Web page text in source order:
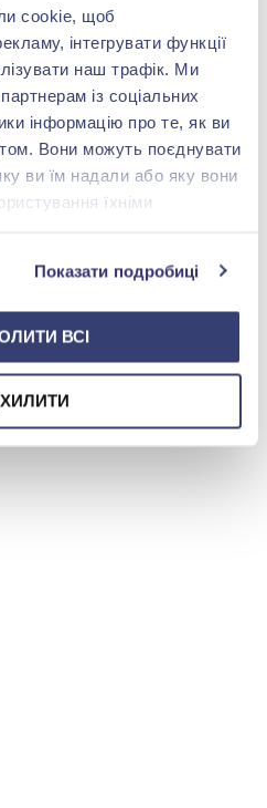
cookie, щоб
інтегрувати функції
наш трафік. Ми
із соціальних
інформацію про те, як ви
Вони можуть поєднувати
ви їм надали або яку вони
їхніми
Показати подробиці
ВСІ
501 276